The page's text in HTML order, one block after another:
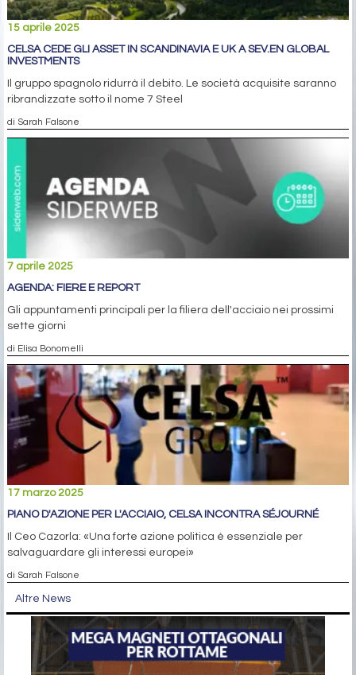
15 aprile 2025
CELSA CEDE GLI ASSET IN SCANDINAVIA E UK A SEV.EN GLOBAL
INVESTMENTS
Il gruppo spagnolo ridurrà il debito. Le società acquisite saranno
ribrandizzate sotto il nome 7 Steel
di Sarah Falsone
7 aprile 2025
AGENDA: FIERE E REPORT
Gli appuntamenti principali per la filiera dell'acciaio nei prossimi
sette giorni
di Elisa Bonomelli
17 marzo 2025
PIANO D'AZIONE PER L'ACCIAIO, CELSA INCONTRA SÉJOURNÉ
Il Ceo Cazorla: «Una forte azione politica è essenziale per
salvaguardare gli interessi europei»
di Sarah Falsone
Altre News